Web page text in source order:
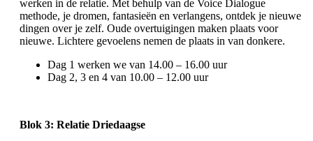
werken in de relatie. Met behulp van de Voice Dialogue
methode, je dromen, fantasieën en verlangens, ontdek je nieuwe
dingen over je zelf. Oude overtuigingen maken plaats voor
nieuwe. Lichtere gevoelens nemen de plaats in van donkere.
Dag 1 werken we van 14.00 – 16.00 uur
Dag 2, 3 en 4 van 10.00 – 12.00 uur
Blok 3: Relatie Driedaagse